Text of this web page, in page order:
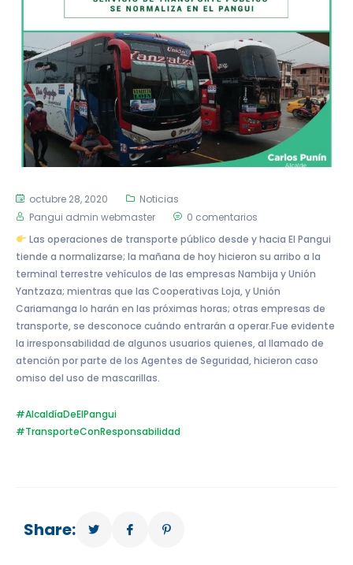
octubre 28, 2020
Noticias
Pangui admin webmaster
0 comentarios
Las operaciones de transporte público desde y hacia El Pangui
tiende a normalizarse; la mañana de hoy hicieron su arribo a la
terminal terrestre vehículos de las empresas Nambija y Unión
Yantzaza; mientras que las Cooperativas Loja, y Unión
Cariamanga lo harán en las próximas horas; otras empresas de
transporte, se desconoce cuándo entrarán a operar.Fue evidente
la irresponsabilidad de algunos usuarios quienes, al llamado de
atención por parte de los Agentes de Seguridad, hicieron caso
omiso del uso de mascarillas.
#AlcaldíaDeElPangui
#TransporteConResponsabilidad
Share: